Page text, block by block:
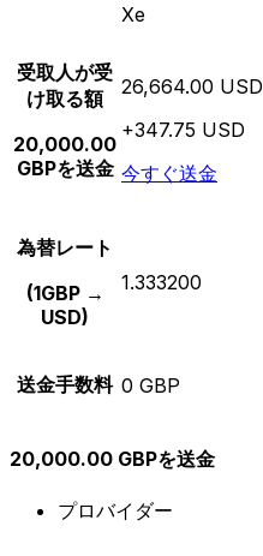
Xe
受取人が受
け取る額
20,000.00
GBPを送金
26,664.00 USD
+347.75 USD
今すぐ送金
為替レート
(1GBP →
USD)
1.333200
送金手数料 0 GBP
20,000.00 GBPを送金
プロバイダー